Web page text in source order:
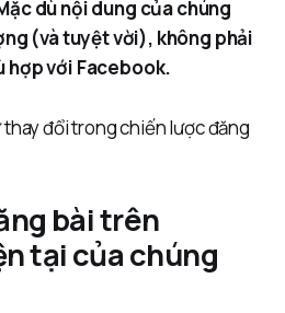
dù nội dung của chúng
(và tuyệt vời), không phải
hợp với Facebook.
đổi trong chiến lược đăng
bài trên
tại của chúng